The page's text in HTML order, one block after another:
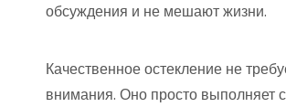
обсуждения и не мешают жизни.
Качественное остекление не
внимания. Оно просто выполняет